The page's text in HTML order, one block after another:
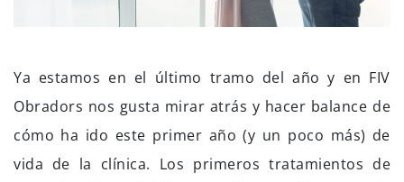
Ya estamos en el último tramo del año y en FIV
Obradors nos gusta mirar atrás y hacer balance de
cómo ha ido este primer año (y un poco más) de
vida de la clínica. Los primeros tratamientos de